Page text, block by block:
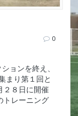
0
ョンを終え、
まり第１回と
２８日に開催
トレーニング